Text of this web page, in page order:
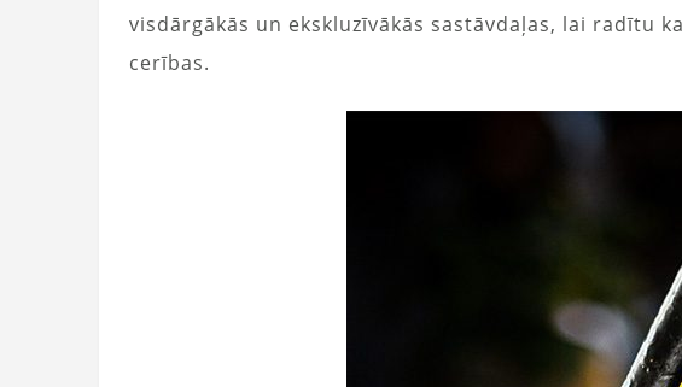
visdārgākās un ekskluzīvākās sastāvdaļas, lai radītu
cerības.